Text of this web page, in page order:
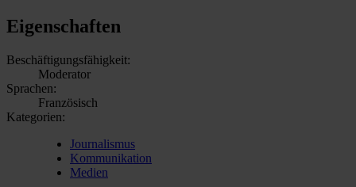
Eigenschaften
Beschäftigungsfähigkeit:
Moderator
Sprachen:
Französisch
Kategorien:
Journalismus
Kommunikation
Medien